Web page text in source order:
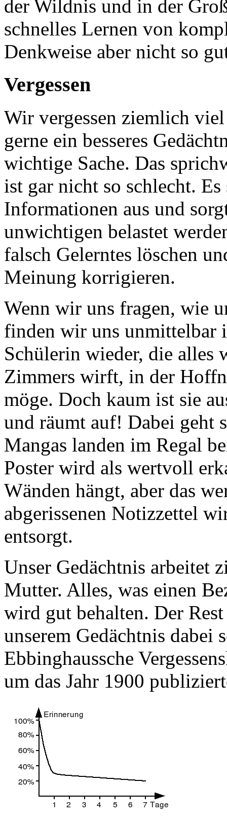
der Wildnis und in der
schnelles Lernen von
Denkweise aber nicht so
Vergessen
Wir vergessen ziemlich
gerne ein besseres
wichtige Sache. Das
ist gar nicht so schlecht.
Informationen aus und
unwichtigen belastet
falsch Gelerntes löschen
Meinung korrigieren.
Wenn wir uns fragen, wie
finden wir uns unmittelbar
Schülerin wieder, die alles
Zimmers wirft, in der
möge. Doch kaum ist sie
und räumt auf! Dabei geht
Mangas landen im Regal
Poster wird als wertvoll
Wänden hängt, aber das
abgerissenen Notizzettel
entsorgt.
Unser Gedächtnis arbeitet
Mutter. Alles, was einen
wird gut behalten. Der
unserem Gedächtnis
Ebbinghaussche
um das Jahr 1900